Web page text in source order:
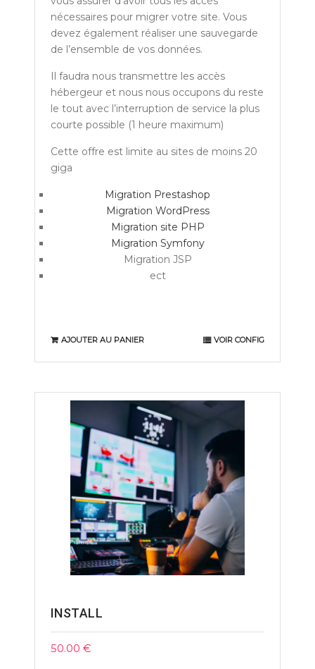
nécessaires pour migrer votre site. Vous
devez également réaliser une sauvegarde
de l’ensemble de vos données.
Il faudra nous transmettre les accès
hébergeur et nous nous occupons du reste
le tout avec l’interruption de service la plus
courte possible (1 heure maximum)
Cette offre est limite au sites de moins 20
giga
Migration Prestashop
Migration WordPress
Migration site PHP
Migration Symfony
Migration JSP
ect
AJOUTER AU PANIER VOIR CONFIG
INSTALL
50.00 €